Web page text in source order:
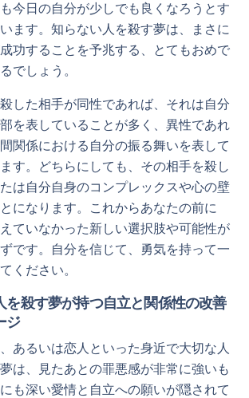
今日の自分が少しでも良くなろうとす
ます。知らない人を殺す夢は、まさに
功することを予兆する、とてもおめで
でしょう。
した相手が同性であれば、それは自分
を表していることが多く、異性であれ
関係における自分の振る舞いを表して
す。どちらにしても、その相手を殺し
は自分自身のコンプレックスや心の壁
になります。これからあなたの前に
ていなかった新しい選択肢や可能性が
です。自分を信じて、勇気を持って一
ください。
を殺す夢が持つ自立と関係性の改善
ジ
あるいは恋人といった身近で大切な人
は、見たあとの罪悪感が非常に強いも
も深い愛情と自立への願いが隠されて